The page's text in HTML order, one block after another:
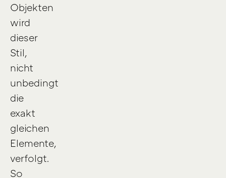
Objekten
wird
dieser
Stil,
nicht
unbedingt
die
exakt
gleichen
Elemente,
verfolgt.
So